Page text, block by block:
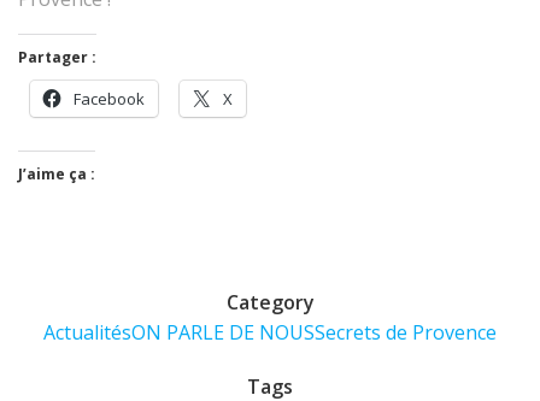
Partager :
Facebook X
J’aime ça :
Category
ActualitésON PARLE DE NOUSSecrets de Provence
Tags